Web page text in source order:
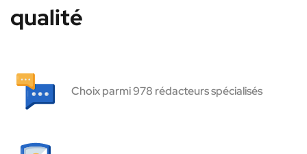
qualité
Choix parmi 978 rédacteurs spécialisés